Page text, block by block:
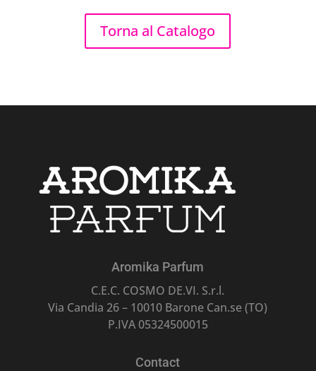
Torna al Catalogo
Aromika Parfum
C.E.C. COSMO DE.VI. S.r.l.
Via Candia 26 – 10010 Barone Can.se (TO)
P.IVA 05324500015
Contact